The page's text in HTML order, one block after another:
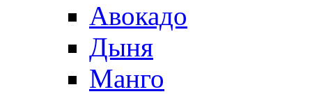
Авокадо
Дыня
Манго